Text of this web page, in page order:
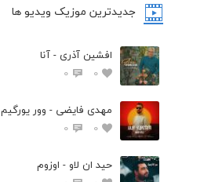
جدیدترین موزیک ویدیو ها
افشین آذری - آنا
0
0
مهدی فایضی - وور یورگیم
0
0
حید ان لاو - اوزوم